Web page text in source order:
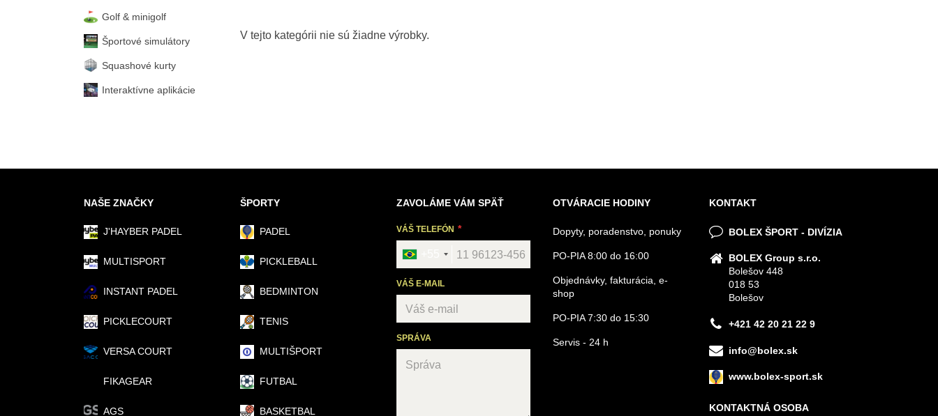
Golf & minigolf
Športové simulátory
Squashové kurty
Interaktívne aplikácie
NAŠE ZNAČKY
J'HAYBER PADEL
MULTISPORT
INSTANT PADEL
PICKLECOURT
VERSA COURT
FIKAGEAR
AGS
ŠPORTY
PADEL
PICKLEBALL
BEDMINTON
TENIS
MULTIŠPORT
FUTBAL
BASKETBAL
ZAVOLÁME VÁM SPÄŤ
VÁŠ TELEFÓN
VÁŠ E-MAIL
SPRÁVA
OTVÁRACIE HODINY
Dopyty, poradenstvo, ponuky
PO-PIA 8:00 do 16:00
Objednávky, fakturácia, e-
shop
PO-PIA 7:30 do 15:30
Servis - 24 h
KONTAKT
BOLEX ŠPORT - DIVÍZIA
BOLEX Group s.r.o.
Bolešov 448
018 53
Bolešov
+421 42 20 21 22 9
info@bolex.sk
www.bolex-sport.sk
KONTAKTNÁ OSOBA